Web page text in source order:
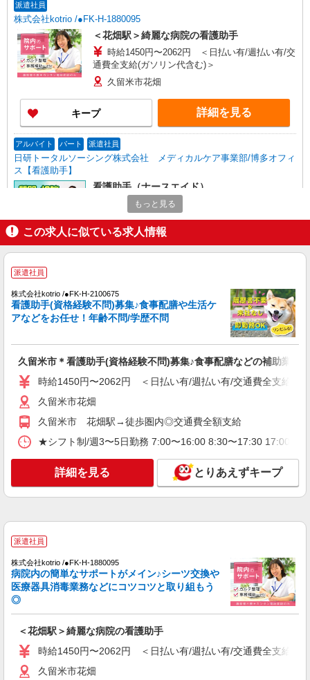
派遣社員
株式会社kotrio /●FK-H-1880095
＜花畑駅＞綺麗な病院の看護助手
時給1450円〜2062円 ＜日払い有/週払い有/交
通費全支給(ガソリン代含む)＞
久留米市花畑
キープ 詳細を見る
アルバイト パート 派遣社員
日研トータルソーシング株式会社 メディカルケア事業部/博多オフィ
ス【看護助手】
看護助手（ナースエイド）
時給1,300円 ★週払いOK（規定あり） ※給与
幅は経験・能力による
福岡県久留米市 【最寄駅】御井駅
派遣社員
日研トータルソーシング株式会社 メディカルケア事業部/博多オフィ
ス【看護助手】
時給1,250円〜
キープ
派遣社員
株式会社kotrio /●FK-H-2009654
＜久留米市＞元気も、プライベートも諦めない
＊週3〜OK/看護助手
時給1450円〜2062円 ＜日払い有/週払い有/交
派遣社員
（株）ウィルオブ・ワークCW 福岡支店/ms400101
看護助手
時給1350円 ◆前払い・日払い・週払いOK
福岡県久留米市
もっと見る
この求人に似ている求人情報
派遣社員
株式会社kotrio /●FK-H-2100675
看護助手(資格経験不問)募集♪食事配膳や生活ケ
アなどをお任せ！年齢不問/学歴不問
久留米市＊看護助手(資格経験不問)募集♪食事配膳などの補助業務
時給1450円〜2062円 ＜日払い有/週払い有/交通費全支給(ガ
久留米市花畑
久留米市 花畑駅→徒歩圏内◎交通費全額支給
★シフト制/週3〜5日勤務 7:00〜16:00 8:30〜17:30 17:00〜
詳細を見る とりあえずキープ
派遣社員
株式会社kotrio /●FK-H-1880095
病院内の簡単なサポートがメイン♪シーツ交換や
医療器具消毒業務などにコツコツと取り組もう
◎
＜花畑駅＞綺麗な病院の看護助手
時給1450円〜2062円 ＜日払い有/週払い有/交通費全支給(ガ
久留米市花畑